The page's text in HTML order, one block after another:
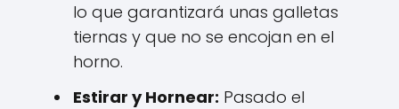
lo que garantizará unas galletas
tiernas y que no se encojan en el
horno.
Estirar y Hornear: Pasado el